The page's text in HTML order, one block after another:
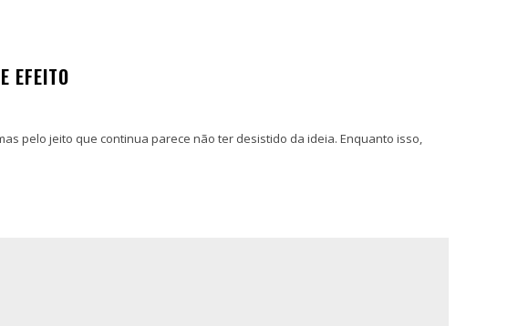
EFEITO
pelo jeito que continua parece não ter desistido da ideia. Enquanto isso,